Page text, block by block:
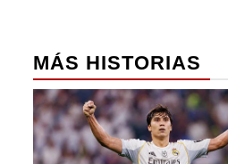
MÁS HISTORIAS